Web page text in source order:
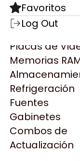
Componentes
Motherboards
Placas de
Memorias
Refrigeración
Fuentes
Gabinetes
Combos de
Actualización
Todas las
AMD
AULA
Acer
Adata
AeroCool
Antec
Arkham
Asrock
Destacadas
Favoritos
Log Out
MEMORIA
FURY BEAST